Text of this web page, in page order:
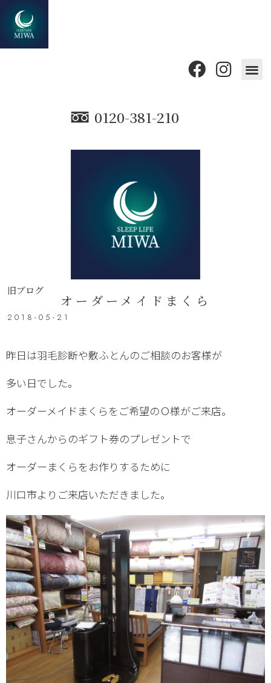
0120-381-210
旧ブログ
オーダーメイドまくら
2018-05-21
昨日は羽毛診断や敷ふとんのご相談のお客様が
多い日でした。
オーダーメイドまくらをご希望のＯ様がご来店。
息子さんからのギフト券のプレゼントで
オーダーまくらをお作りするために
川口市よりご来店いただきました。